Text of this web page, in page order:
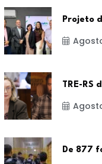
Projeto
TRE-RS
De 877